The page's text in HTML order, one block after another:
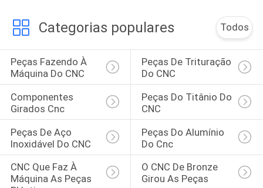
Categorias populares Todos
Peças Fazendo À
Máquina Do CNC
Peças De Trituração
Do CNC
Componentes
Girados Cnc
Peças Do Titânio Do
CNC
Peças De Aço
Inoxidável Do CNC
Peças Do Alumínio
Do Cnc
CNC Que Faz À
Máquina As Peças
O CNC De Bronze
Girou As Peças